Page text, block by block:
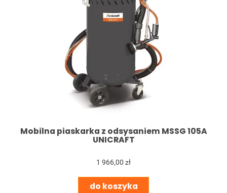
Mobilna piaskarka z odsysaniem MSSG 105A
UNICRAFT
1 966,00 zł
do koszyka